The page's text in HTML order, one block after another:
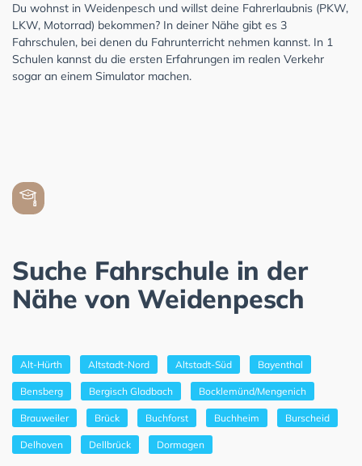
Du wohnst in Weidenpesch und willst deine Fahrerlaubnis (PKW,
LKW, Motorrad) bekommen? In deiner Nähe gibt es 3
Fahrschulen, bei denen du Fahrunterricht nehmen kannst. In 1
Schulen kannst du die ersten Erfahrungen im realen Verkehr
sogar an einem Simulator machen.
Suche Fahrschule in der
Nähe von Weidenpesch
Alt-Hürth Altstadt-Nord Altstadt-Süd Bayenthal
Bensberg Bergisch Gladbach Bocklemünd/Mengenich
Brauweiler Brück Buchforst Buchheim Burscheid
Delhoven Dellbrück Dormagen